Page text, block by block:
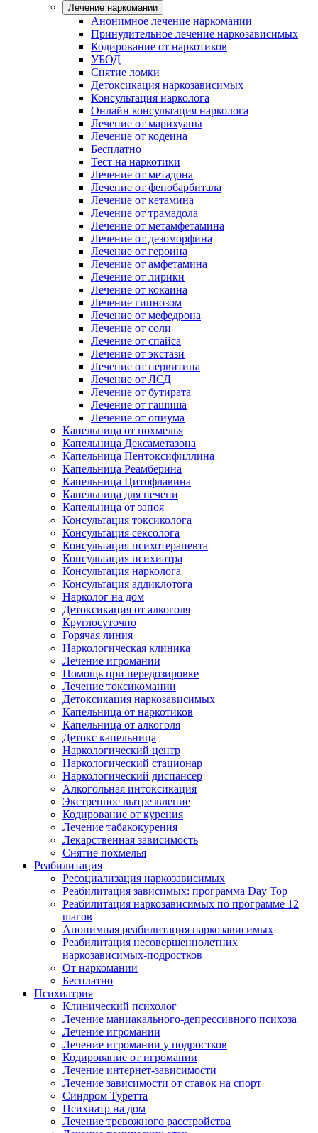
Лечение наркомании
Анонимное лечение наркомании
Принудительное лечение наркозависимых
Кодирование от наркотиков
УБОД
Снятие ломки
Детоксикация наркозависимых
Консультация нарколога
Онлайн консультация нарколога
Лечение от марихуаны
Лечение от кодеина
Бесплатно
Тест на наркотики
Лечение от метадона
Лечение от фенобарбитала
Лечение от кетамина
Лечение от трамадола
Лечение от метамфетамина
Лечение от дезоморфина
Лечение от героина
Лечение от амфетамина
Лечение от лирики
Лечение от кокаина
Лечение гипнозом
Лечение от мефедрона
Лечение от соли
Лечение от спайса
Лечение от экстази
Лечение от первитина
Лечение от ЛСД
Лечение от бутирата
Лечение от гашиша
Лечение от опиума
Капельница от похмелья
Капельница Дексаметазона
Капельница Пентоксифиллина
Капельница Реамберина
Капельница Цитофлавина
Капельница для печени
Капельница от запоя
Консультация токсиколога
Консультация сексолога
Консультация психотерапевта
Консультация психиатра
Консультация нарколога
Консультация аддиклотога
Нарколог на дом
Детоксикация от алкоголя
Круглосуточно
Горячая линия
Наркологическая клиника
Лечение игромании
Помощь при передозировке
Лечение токсикомании
Детоксикация наркозависимых
Капельница от наркотиков
Капельница от алкоголя
Детокс капельница
Наркологический центр
Наркологический стационар
Наркологический диспансер
Алкогольная интоксикация
Экстренное вытрезвление
Кодирование от курения
Лечение табакокурения
Лекарственная зависимость
Снятие похмелья
Реабилитация
Ресоциализация наркозависимых
Реабилитация зависимых: программа Day Top
Реабилитация наркозависимых по программе 12
шагов
Анонимная реабилитация наркозависимых
Реабилитация несовершеннолетних
наркозависимых-подростков
От наркомании
Бесплатно
Психиатрия
Клинический психолог
Лечение маниакального-депрессивного психоза
Лечение игромании
Лечение игромании у подростков
Кодирование от игромании
Лечение интернет-зависимости
Лечение зависимости от ставок на спорт
Синдром Туретта
Психиатр на дом
Лечение тревожного расстройства